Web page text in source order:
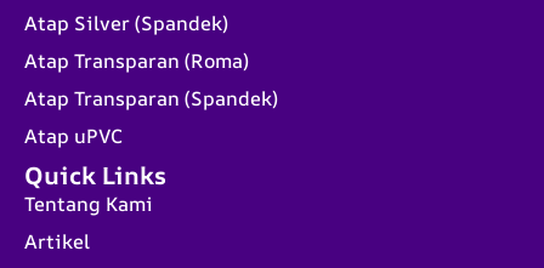
Quick Links
Tentang Kami
Artikel
Atap Silver (Spandek)
Atap Transparan (Roma)
Atap Transparan (Spandek)
Atap uPVC